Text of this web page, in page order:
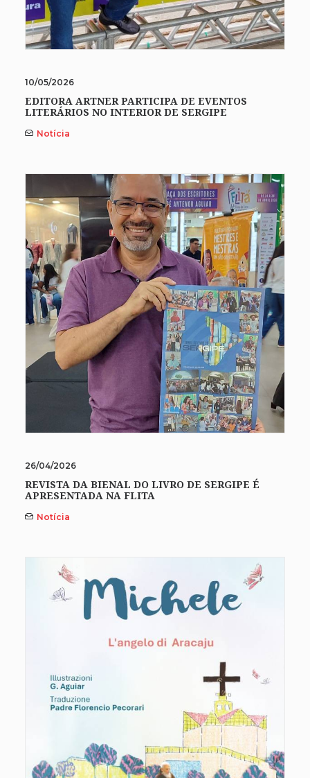
10/05/2026
EDITORA ARTNER PARTICIPA DE EVENTOS
LITERÁRIOS NO INTERIOR DE SERGIPE
Notícia
26/04/2026
REVISTA DA BIENAL DO LIVRO DE SERGIPE É
APRESENTADA NA FLITA
Notícia